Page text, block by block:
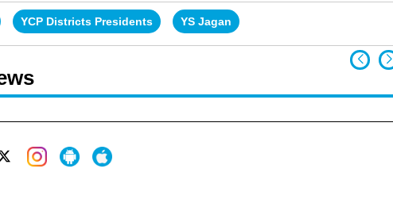
YCP Districts Presidents YS Jagan